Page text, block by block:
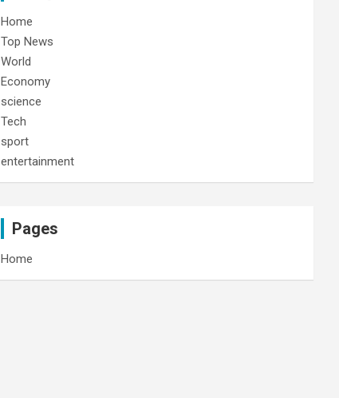
Home
Top News
World
Economy
science
Tech
sport
entertainment
Pages
Home